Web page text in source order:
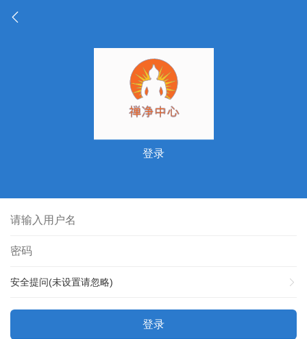
登录
安全提问(未设置请忽略)
登录